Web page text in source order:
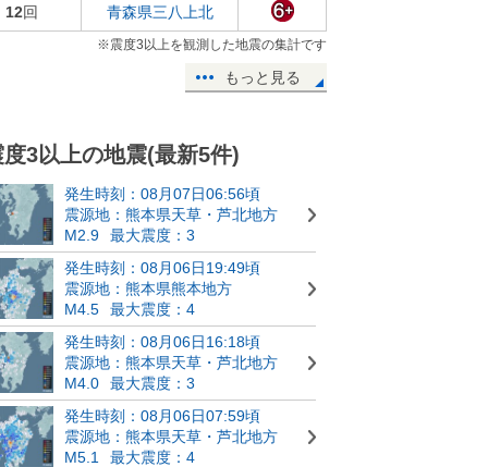
12回 青森県三八上北
※震度3以上を観測した地震の集計です
もっと見る
度3以上の地震(最新5件)
発生時刻：08月07日06:56頃
震源地：熊本県天草・芦北地方
M2.9
最大震度：3
発生時刻：08月06日19:49頃
震源地：熊本県熊本地方
M4.5
最大震度：4
発生時刻：08月06日16:18頃
震源地：熊本県天草・芦北地方
M4.0
最大震度：3
発生時刻：08月06日07:59頃
震源地：熊本県天草・芦北地方
M5.1
最大震度：4